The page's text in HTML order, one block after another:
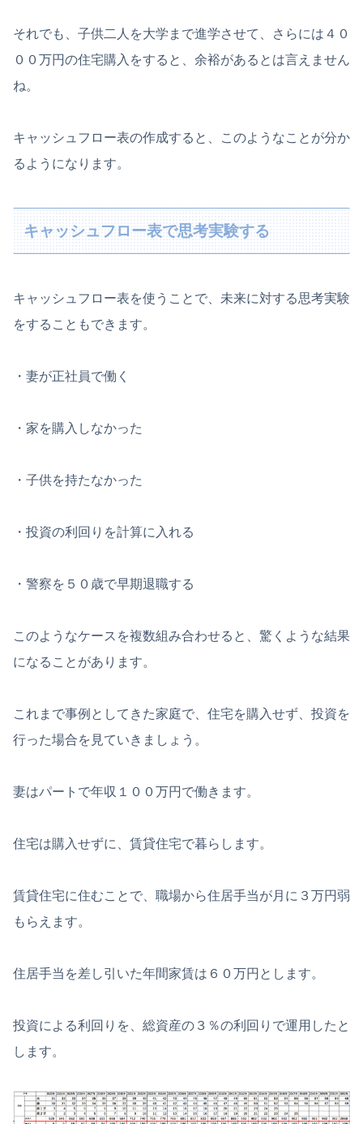
それでも、子供二人を大学まで進学させて、さらには４０
００万円の住宅購入をすると、余裕があるとは言えません
ね。
キャッシュフロー表の作成すると、このようなことが分か
るようになります。
キャッシュフロー表で思考実験する
キャッシュフロー表を使うことで、未来に対する思考実験
をすることもできます。
・妻が正社員で働く
・家を購入しなかった
・子供を持たなかった
・投資の利回りを計算に入れる
・警察を５０歳で早期退職する
このようなケースを複数組み合わせると、驚くような結果
になることがあります。
これまで事例としてきた家庭で、住宅を購入せず、投資を
行った場合を見ていきましょう。
妻はパートで年収１００万円で働きます。
住宅は購入せずに、賃貸住宅で暮らします。
賃貸住宅に住むことで、職場から住居手当が月に３万円弱
もらえます。
住居手当を差し引いた年間家賃は６０万円とします。
投資による利回りを、総資産の３％の利回りで運用したと
します。